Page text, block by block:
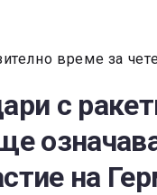
време за
с
на